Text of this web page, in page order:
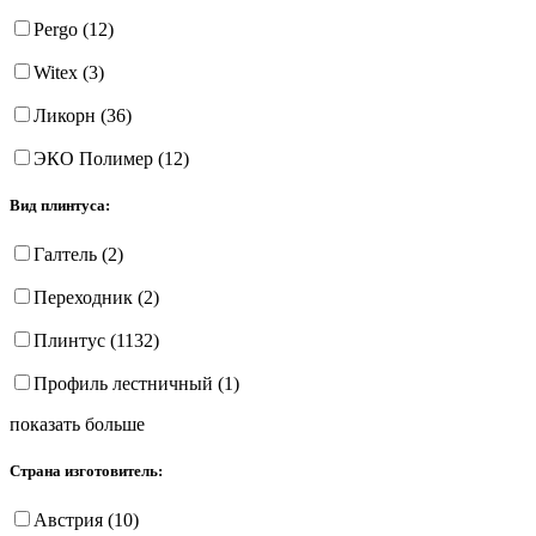
Pergo (12)
Witex (3)
Ликорн (36)
ЭКО Полимер (12)
Вид плинтуса:
Галтель (2)
Переходник (2)
Плинтус (1132)
Профиль лестничный (1)
показать больше
Страна изготовитель:
Австрия (10)